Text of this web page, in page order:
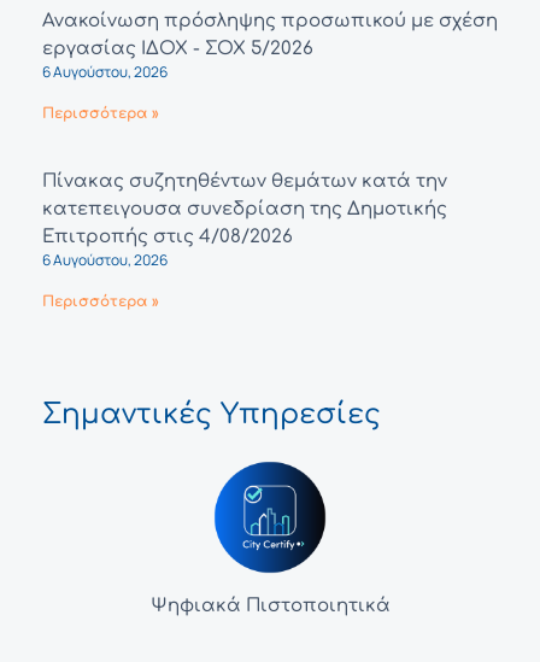
Ανακοίνωση πρόσληψης προσωπικού με σχέση
εργασίας ΙΔΟΧ - ΣΟΧ 5/2026
6 Αυγούστου, 2026
Περισσότερα »
Πίνακας συζητηθέντων θεμάτων κατά την
κατεπειγουσα συνεδρίαση της Δημοτικής
Επιτροπής στις 4/08/2026
6 Αυγούστου, 2026
Περισσότερα »
Σημαντικές Υπηρεσίες
Ψηφιακά Πιστοποιητικά